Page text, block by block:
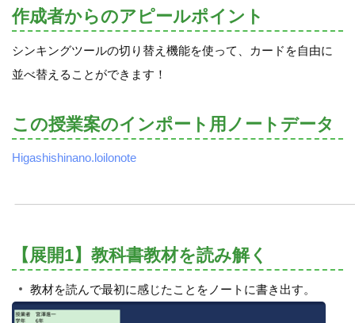
作成者からのアピールポイント
シンキングツールの切り替え機能を使って、カードを自由に
並べ替えることができます！
この授業案のインポート用ノートデータ
Higashishinano.loilonote
【展開1】教科書教材を読み解く
教材を読んで最初に感じたことをノートに書き出す。